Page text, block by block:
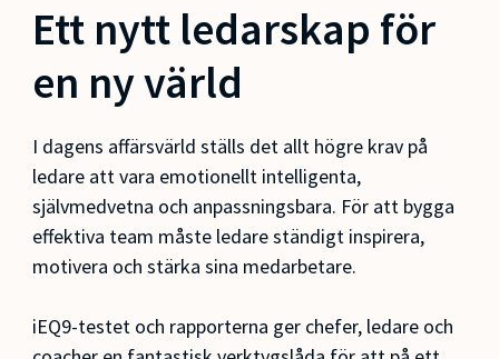
Ett nytt ledarskap för
en ny värld
I dagens affärsvärld ställs det allt högre krav på
ledare att vara emotionellt intelligenta,
självmedvetna och anpassningsbara. För att bygga
effektiva team måste ledare ständigt inspirera,
motivera och stärka sina medarbetare.
iEQ9-testet och rapporterna ger chefer, ledare och